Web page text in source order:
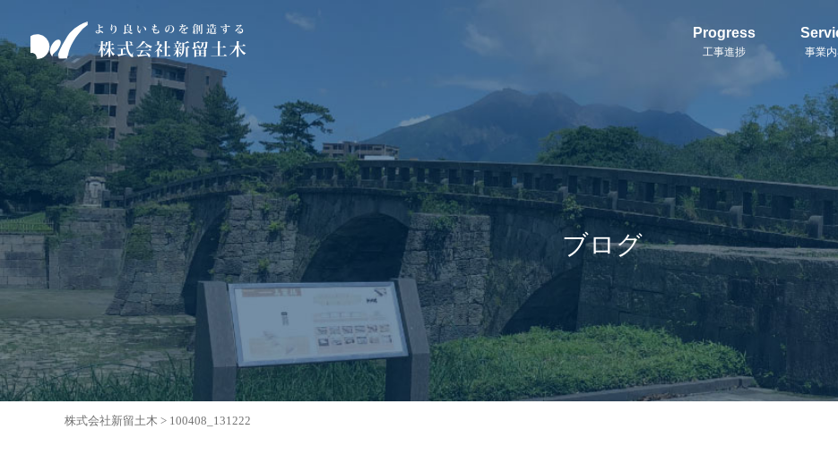
Progress
工事進捗 事業
ブログ
株式会社新留土木 > 100408_131222